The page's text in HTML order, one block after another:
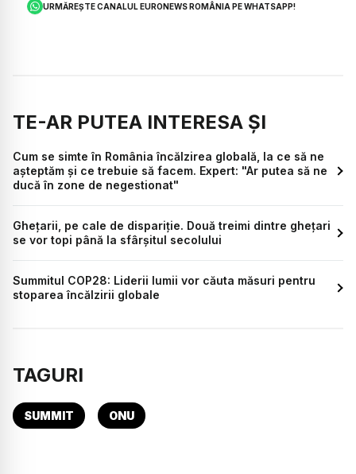
URMĂREȘTE CANALUL EURONEWS ROMÂNIA PE WHATSAPP!
TE-AR PUTEA INTERESA ȘI
Cum se simte în România încălzirea globală, la ce să ne
așteptăm și ce trebuie să facem. Expert: "Ar putea să ne
ducă în zone de negestionat"
Ghețarii, pe cale de dispariție. Două treimi dintre ghețari
se vor topi până la sfârșitul secolului
Summitul COP28: Liderii lumii vor căuta măsuri pentru
stoparea încălzirii globale
TAGURI
SUMMIT ONU